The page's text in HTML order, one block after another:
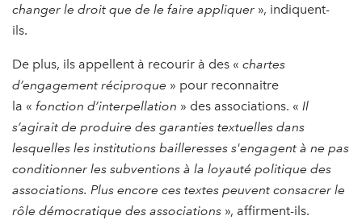
changer le droit que de le faire appliquer », indiquent-
ils.
De plus, ils appellent à recourir à des « chartes
d’engagement réciproque » pour reconnaitre
la « fonction d’interpellation » des associations. « Il
s’agirait de produire des garanties textuelles dans
lesquelles les institutions bailleresses s'engagent à ne pas
conditionner les subventions à la loyauté politique des
associations. Plus encore ces textes peuvent consacrer le
rôle démocratique des associations », affirment-ils.